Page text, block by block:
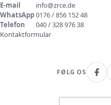
E-mail
info@zrce.de
WhatsApp0176 / 856 152 48
Telefon
040 / 328 976 38
Kontaktformular
FØLG OS